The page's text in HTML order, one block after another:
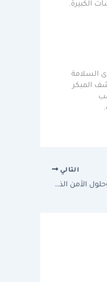
الكبيرة.
السلامة
المبكر
التالي
كاميرات بيلكو للمراقبة وحلول الأمن الذكي